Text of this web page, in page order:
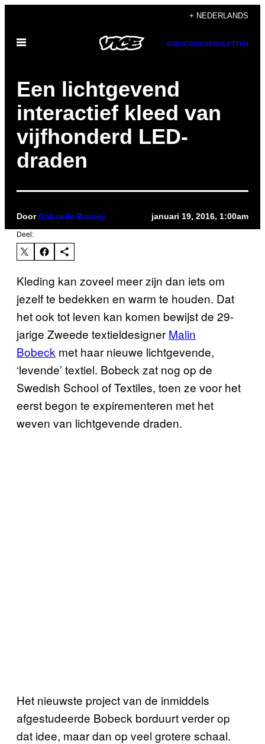
de
+ NEDERLANDS
Open
SUBSCRIBENEWSLETTER
Een lichtgevend
interactief kleed van
vijfhonderd LED-
draden
DoorGabrielle Bruney januari 19, 2016, 1:00am
Deel:
Kleding kan zoveel meer zijn dan iets om
jezelf te bedekken en warm te houden. Dat
het ook tot leven kan komen bewijst de 29-
jarige Zweede textieldesigner Malin
Bobeck met haar nieuwe lichtgevende,
‘levende’ textiel. Bobeck zat nog op de
Swedish School of Textiles, toen ze voor het
eerst begon te expirementeren met het
weven van lichtgevende draden.
Het nieuwste project van de inmiddels
afgestudeerde Bobeck borduurt verder op
dat idee, maar dan op veel grotere schaal.